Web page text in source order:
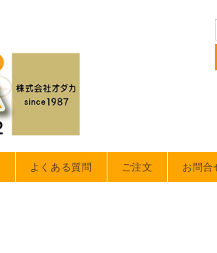
よくある質問 ご注文 お問合